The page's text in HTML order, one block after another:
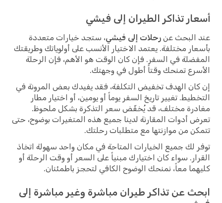
أسعار تذاكر الطيران إلى فيشي
عند البحث عن رحلات إلى فيشي، ستجد خيارات متعددة
بأسعار مختلفة. يعتمد الاختيار الأنسب على أولوياتك وطريقتك
المفضلة في السفر. فإن كان الوقت هو الأهم، فإن الرحلة
الأسرع تمنحك وقتاً أطول في وجهتك.
إن كان الهدف تخفيض التكلفة، فقد يفيدك بعض المرونة في
التخطيط. تغيير تاريخ السفر يوماً أو يومين، أو اختيار مطار
مغادرة مختلف، قد يُخفّض سعر التذكرة بشكل ملحوظ.
تعرض أدوات المقارنة لدينا جميع هذه المتغيرات بوضوح، حتى
تتمكن من موازنتها مع متطلبات رحلتك.
توفر لك جميع الخيارات المتاحة في مكان واحد سهولة اتخاذ
القرار. سواء كان اختيارك مبنياً على السعر أو وقت الرحلة أو
كليهما معاً، نمنحك الوضوح الكافي لتحجز باطمئنان.
ابحث عن تذاكر طيران مباشرة وغير مباشرة إلى